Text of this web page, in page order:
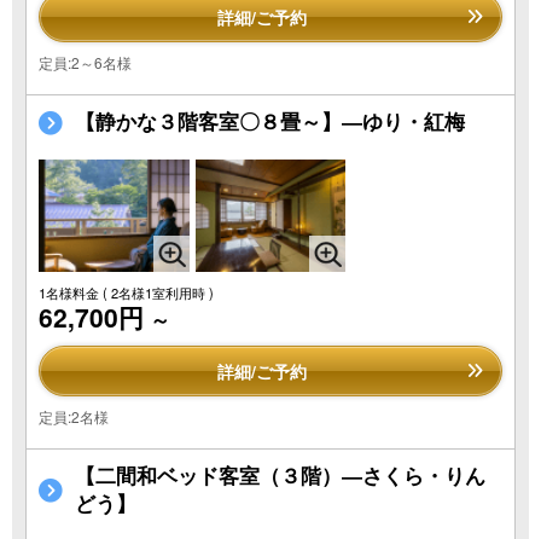
詳細/ご予約
定員:2～6名様
【静かな３階客室〇８畳～】―ゆり・紅梅
1名様料金( 2名様1室利用時 )
62,700円 ～
詳細/ご予約
定員:2名様
【二間和ベッド客室（３階）―さくら・りん
どう】